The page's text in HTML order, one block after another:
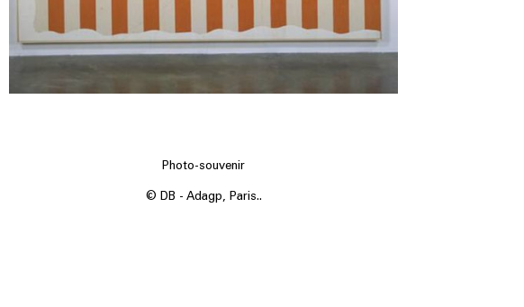
Photo-souvenir
© DB - Adagp, Paris..